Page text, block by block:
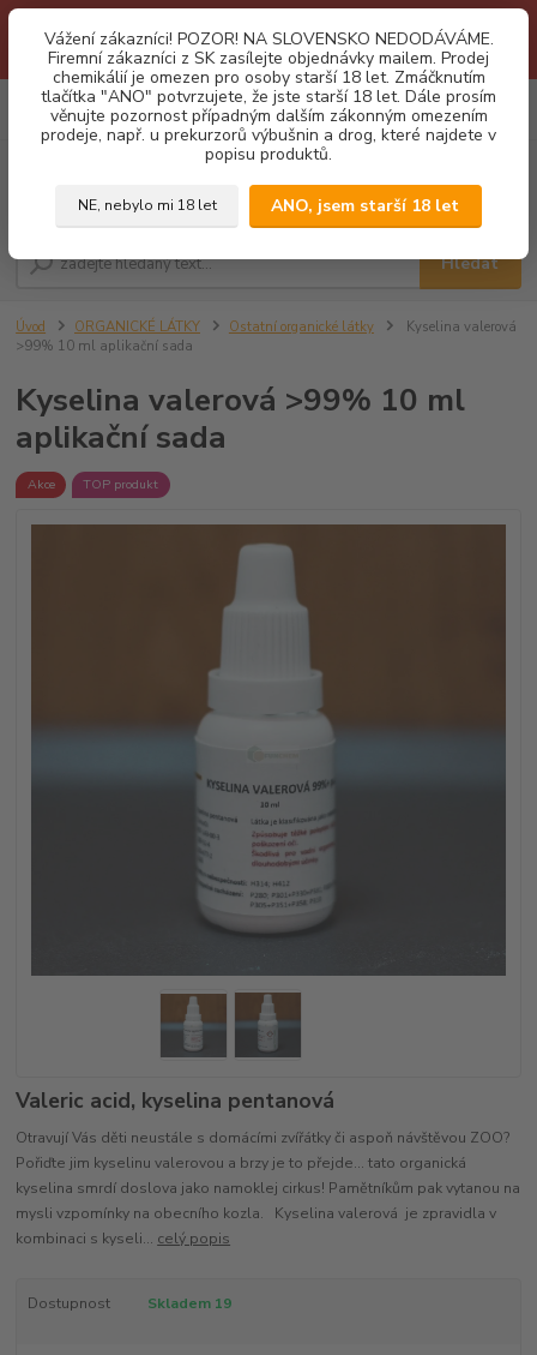
je neustálé porušování obchodních podmínek. Firemní zájemci o naše
produkty z SK zasílejte objednávky mailovou cestou. Děkujeme!
Vážení zákazníci! POZOR! NA SLOVENSKO NEDODÁVÁME.
Firemní zákazníci z SK zasílejte objednávky mailem. Prodej
chemikálií je omezen pro osoby starší 18 let. Zmáčknutím
tlačítka "ANO" potvrzujete, že jste starší 18 let. Dále prosím
věnujte pozornost případným dalším zákonným omezením
prodeje, např. u prekurzorů výbušnin a drog, které najdete v
popisu produktů.
NE, nebylo mi 18 let ANO, jsem starší 18 let
Menu
CZK
Hledat
0
za0,00 Kč
Úvod ORGANICKÉ LÁTKY Ostatní organické látky
Kyselina valerová
>99% 10 ml aplikační sada
Kyselina valerová >99% 10 ml
aplikační sada
Akce TOP produkt
Valeric acid, kyselina pentanová
Otravují Vás děti neustále s domácími zvířátky či aspoň návštěvou ZOO?
Pořiďte jim kyselinu valerovou a brzy je to přejde... tato organická
kyselina smrdí doslova jako namoklej cirkus! Pamětníkům pak vytanou na
mysli vzpomínky na obecního kozla. Kyselina valerová je zpravidla v
kombinaci s kyseli... celý popis
Dostupnost Skladem 19